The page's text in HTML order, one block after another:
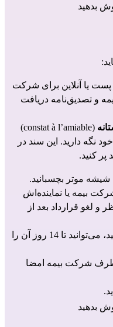
بدهید
کنید.
موتر بچسبانید.
بدهید